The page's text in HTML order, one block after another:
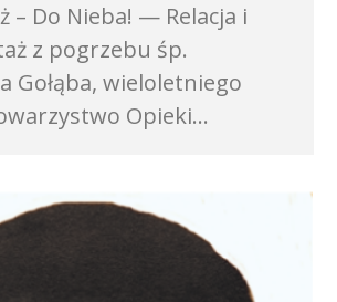
– Do Nieba! — Relacja i
z pogrzebu śp.
Gołąba, wieloletniego
Opieki…